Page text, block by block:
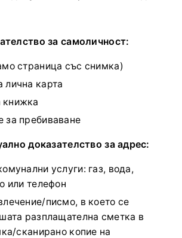
за самоличност:
страница със снимка)
лична карта
за пребиваване
доказателство за адрес:
услуги: газ, вода,
или телефон
писмо, в което се
разплащателна сметка в
сканирано копие на